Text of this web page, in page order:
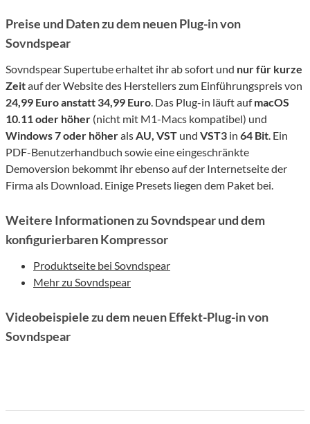
Preise und Daten zu dem neuen Plug-in von
Sovndspear
Sovndspear Supertube erhaltet ihr ab sofort und nur für kurze
Zeitauf der Website des Herstellers zum Einführungspreis von
24,99 Euro anstatt 34,99 Euro. Das Plug-in läuft aufmacOS
10.11 oder höher (nicht mit M1-Macs kompatibel) und
Windows 7 oder höheralsAU, VST und VST3 in 64 Bit. Ein
PDF-Benutzerhandbuch sowie eine eingeschränkte
Demoversion bekommt ihr ebenso auf der Internetseite der
Firma als Download. Einige Presets liegen dem Paket bei.
Weitere Informationen zu Sovndspear und dem
konfigurierbaren Kompressor
Produktseite bei Sovndspear
Mehr zu Sovndspear
Videobeispiele zu dem neuen Effekt-Plug-in von
Sovndspear